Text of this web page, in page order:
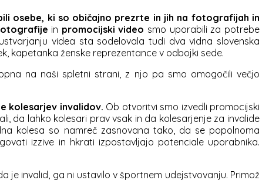
osebe, ki so običajno prezrte in jih na fotografijah in
in promocijski video smo uporabili za potrebe
videa sta sodelovala tudi dva vidna slovenska
kapetanka ženske reprezentance v odbojki sede.
na naši spletni strani, z njo pa smo omogočili večjo
kolesarjev invalidov. Ob otvoritvi smo izvedli promocijski
da lahko kolesari prav vsak in da kolesarjenje za invalide
kolesa so namreč zasnovana tako, da se popolnoma
izzive in hkrati izpostavljajo potenciale uporabnika.
invalid, ga ni ustavilo v športnem udejstvovanju. Primož